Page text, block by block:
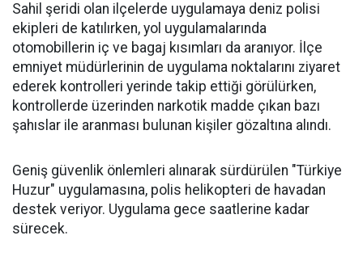
Sahil şeridi olan ilçelerde uygulamaya deniz polisi
ekipleri de katılırken, yol uygulamalarında
otomobillerin iç ve bagaj kısımları da aranıyor. İlçe
emniyet müdürlerinin de uygulama noktalarını ziyaret
ederek kontrolleri yerinde takip ettiği görülürken,
kontrollerde üzerinden narkotik madde çıkan bazı
şahıslar ile aranması bulunan kişiler gözaltına alındı.
Geniş güvenlik önlemleri alınarak sürdürülen "Türkiye
Huzur" uygulamasına, polis helikopteri de havadan
destek veriyor. Uygulama gece saatlerine kadar
sürecek.